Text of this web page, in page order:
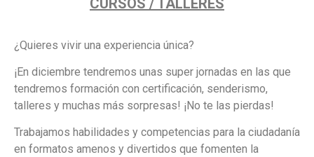
¿Quieres vivir una experiencia única?
¡En diciembre tendremos unas super jornadas en las que
tendremos formación con certificación, senderismo,
talleres y muchas más sorpresas! ¡No te las pierdas!
Trabajamos habilidades y competencias para la ciudadanía
en formatos amenos y divertidos que fomenten la